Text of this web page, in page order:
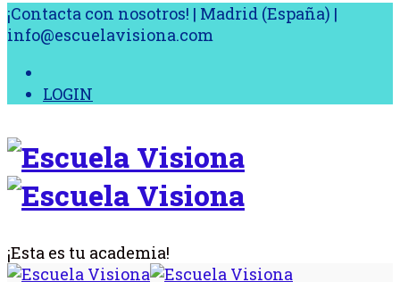
¡Contacta con nosotros! | Madrid (España) |
info@escuelavisiona.com
LOGIN
¡Esta es tu academia!